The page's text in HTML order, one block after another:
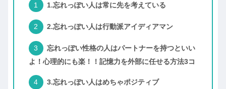
1.忘れっぽい人は常に先を考えている
2.忘れっぽい人は行動派アイディアマン
忘れっぽい性格の人はパートナーを持つといい
よ！心理的にも楽！！記憶力を外部に任せる方法3コ
3.忘れっぽい人はめちゃポジティブ